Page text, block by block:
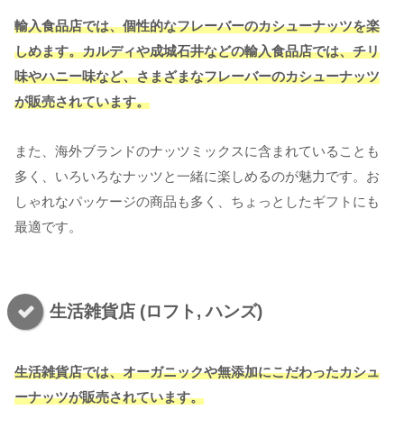
輸入食品店では、個性的なフレーバーのカシューナッツを楽
しめます。カルディや成城石井などの輸入食品店では、チリ
味やハニー味など、さまざまなフレーバーのカシューナッツ
が販売されています。
また、海外ブランドのナッツミックスに含まれていることも
多く、いろいろなナッツと一緒に楽しめるのが魅力です。お
しゃれなパッケージの商品も多く、ちょっとしたギフトにも
最適です。
生活雑貨店 (ロフト, ハンズ)
生活雑貨店では、オーガニックや無添加にこだわったカシュ
ーナッツが販売されています。